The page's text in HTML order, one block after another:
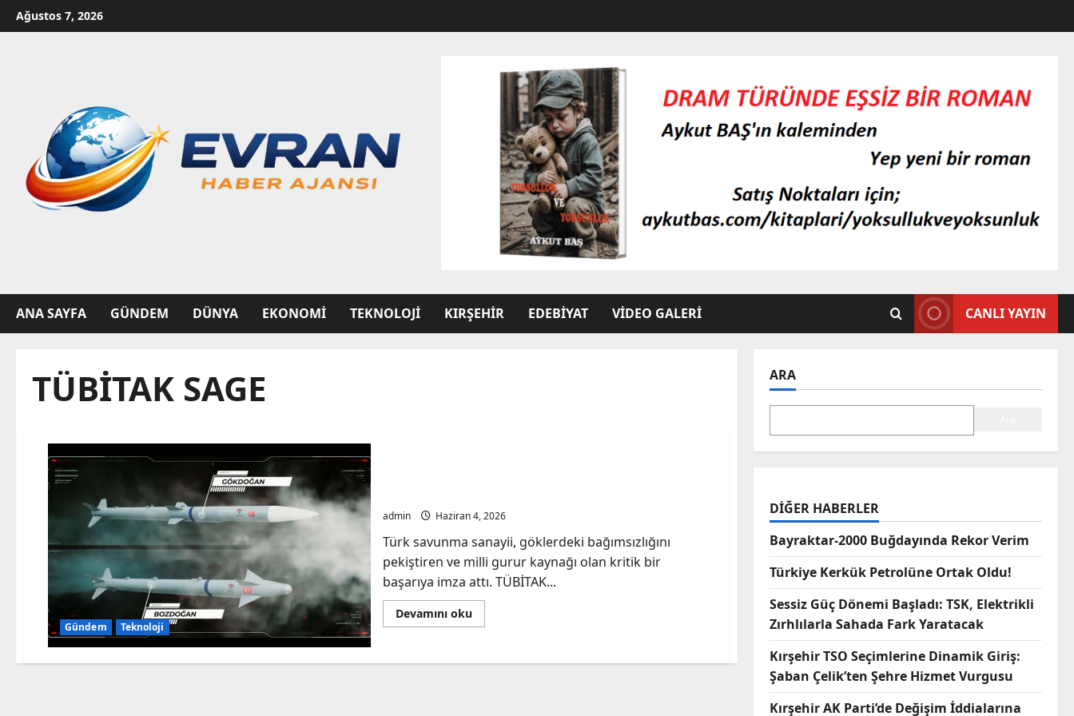
Skip
to
Ağustos 7, 2026
ANA SAYFA GÜNDEM DÜNYA EKONOMI TEKNOLOJI KIRŞEHIR EDEBIYAT VIDEO GALERI CANLI YAYIN
TÜBİTAK SAGE
Gündem Teknoloji
admin Haziran 4, 2026
Türk savunma sanayii, göklerdeki bağımsızlığını
pekiştiren ve milli gurur kaynağı olan kritik bir
başarıya imza attı. TÜBİTAK...
Devamını okuRead
more
Hakimiyet:
ARA
DIĞER HABERLER
Bayraktar-2000 Buğdayında Rekor Verim
Türkiye Kerkük Petrolüne Ortak Oldu!
Sessiz Güç Dönemi Başladı: TSK, Elektrikli
Zırhlılarla Sahada Fark Yaratacak
Kırşehir TSO Seçimlerine Dinamik Giriş:
Şaban Çelik’ten Şehre Hizmet Vurgusu
Kırşehir AK Parti’de Değişim İddialarına